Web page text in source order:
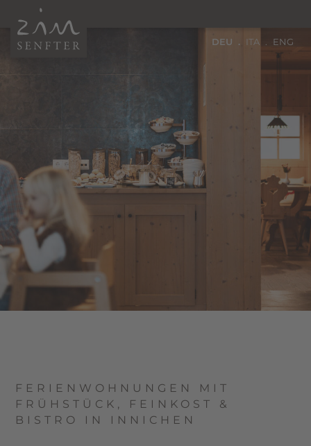
DEU ITA ENG
FERIENWOHNUNGEN MIT
FRÜHSTÜCK, FEINKOST &
BISTRO IN INNICHEN